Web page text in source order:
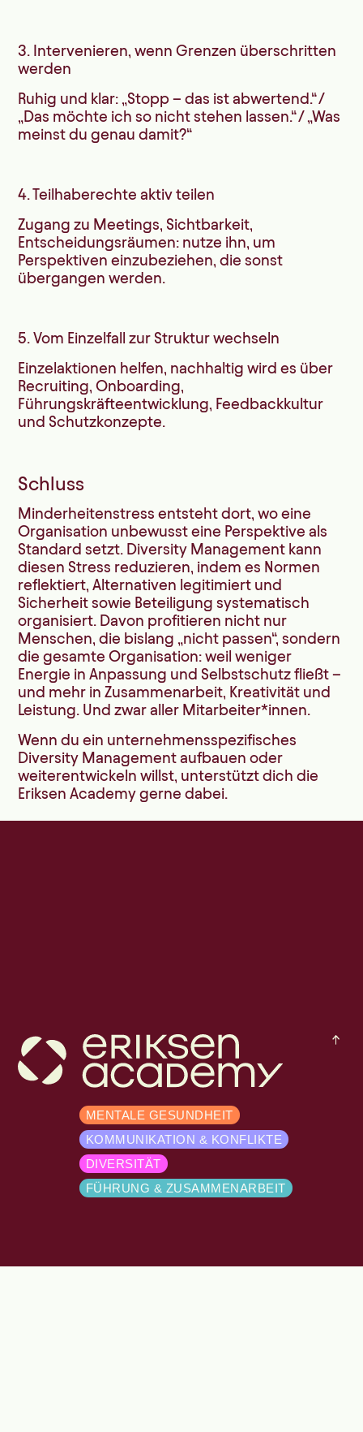
3. Intervenieren, wenn Grenzen überschritten
werden
Ruhig und klar: „Stopp – das ist abwertend.“ /
„Das möchte ich so nicht stehen lassen.“ / „Was
meinst du genau damit?“
4. Teilhaberechte aktiv teilen
Zugang zu Meetings, Sichtbarkeit,
Entscheidungsräumen: nutze ihn, um
Perspektiven einzubeziehen, die sonst
übergangen werden.
5. Vom Einzelfall zur Struktur wechseln
Einzelaktionen helfen, nachhaltig wird es über
Recruiting, Onboarding,
Führungskräfteentwicklung, Feedbackkultur
und Schutzkonzepte.
Schluss
Minderheitenstress entsteht dort, wo eine
Organisation unbewusst eine Perspektive als
Standard setzt. Diversity Management kann
diesen Stress reduzieren, indem es Normen
reflektiert, Alternativen legitimiert und
Sicherheit sowie Beteiligung systematisch
organisiert. Davon profitieren nicht nur
Menschen, die bislang „nicht passen“, sondern
die gesamte Organisation: weil weniger
Energie in Anpassung und Selbstschutz fließt –
und mehr in Zusammenarbeit, Kreativität und
Leistung. Und zwar aller Mitarbeiter*innen.
Wenn du ein unternehmensspezifisches
Diversity Management aufbauen oder
weiterentwickeln willst, unterstützt dich die
Eriksen Academy gerne dabei.
MENTALE GESUNDHEIT
KOMMUNIKATION & KONFLIKTE
DIVERSITÄT
FÜHRUNG & ZUSAMMENARBEIT